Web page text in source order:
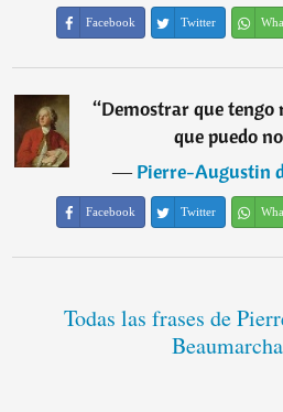
Facebook Twitter
“Demostrar que
que puedo
―Pierre-Augustin
Facebook Twitter
Todas las frases de